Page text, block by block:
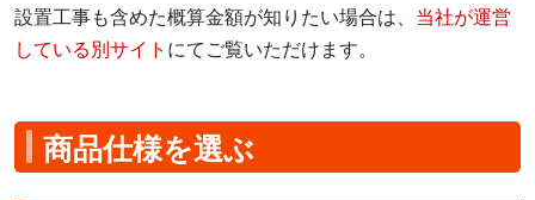
設置工事も含めた概算金額が知りたい場合は、 当社が運営
している別サイト にてご覧いただけます。
商品仕様を選ぶ